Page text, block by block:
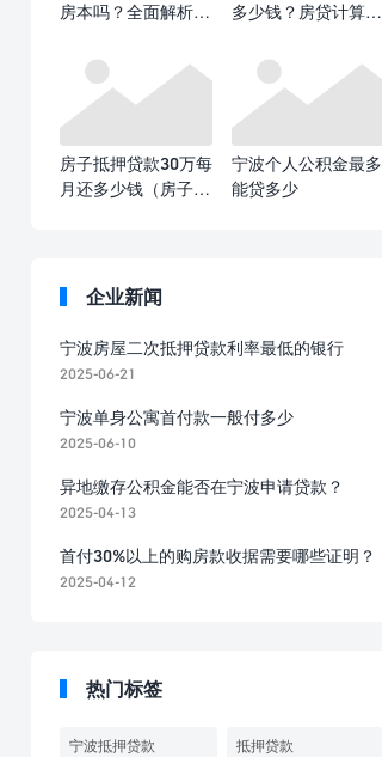
房本吗？全面解析抵
多少钱？房贷计算全
房子抵押贷款30万每
月还多少钱（房子抵
宁波个人公积金最多
能贷多少
企业新闻
宁波房屋二次抵押贷款利率最低的银行
2025-06-21
宁波单身公寓首付款一般付多少
2025-06-10
异地缴存公积金能否在宁波申请贷款？
2025-04-13
首付30%以上的购房款收据需要哪些证明？
2025-04-12
热门标签
宁波抵押贷款 抵押贷款